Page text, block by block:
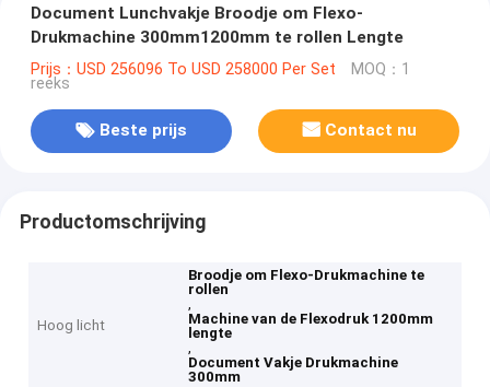
Document Lunchvakje Broodje om Flexo-
Drukmachine 300mm1200mm te rollen Lengte
Prijs：USD 256096 To USD 258000 Per Set MOQ：1
reeks
Beste prijs Contact nu
Productomschrijving
Hoog licht
Broodje om Flexo-Drukmachine te
rollen
,
Machine van de Flexodruk 1200mm
lengte
,
Document Vakje Drukmachine
300mm